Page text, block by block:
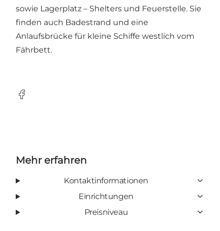
sowie Lagerplatz – Shelters und Feuerstelle. Sie
finden auch Badestrand und eine
Anlaufsbrücke für kleine Schiffe westlich vom
Fährbett.
Facebook
Mehr erfahren
Kontaktinformationen
Einrichtungen
Preisniveau